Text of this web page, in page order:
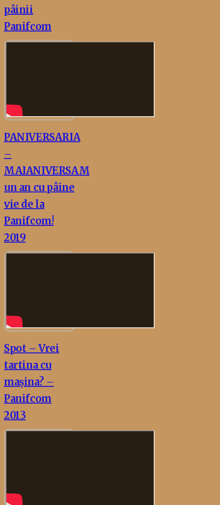
pâinii
Panifcom
PANIVERSARIA
–
MAIANIVERSAM
un an cu pâine
vie de la
Panifcom!
2019
Spot – Vrei
tartina cu
mașina? –
Panifcom
2013